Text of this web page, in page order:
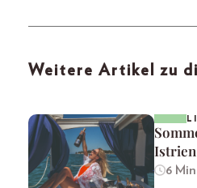
Weitere Artikel zu
Istrien
6